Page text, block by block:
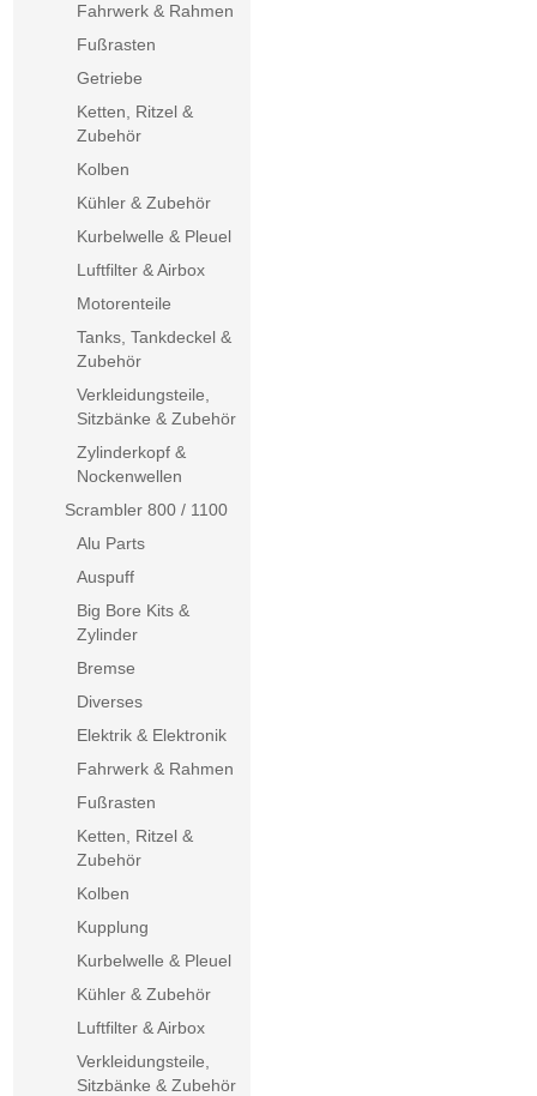
Fahrwerk & Rahmen
Fußrasten
Getriebe
Ketten, Ritzel &
Zubehör
Kolben
Kühler & Zubehör
Kurbelwelle & Pleuel
Luftfilter & Airbox
Motorenteile
Tanks, Tankdeckel &
Zubehör
Verkleidungsteile,
Sitzbänke & Zubehör
Zylinderkopf &
Nockenwellen
Scrambler 800 / 1100
Alu Parts
Auspuff
Big Bore Kits &
Zylinder
Bremse
Diverses
Elektrik & Elektronik
Fahrwerk & Rahmen
Fußrasten
Ketten, Ritzel &
Zubehör
Kolben
Kupplung
Kurbelwelle & Pleuel
Kühler & Zubehör
Luftfilter & Airbox
Verkleidungsteile,
Sitzbänke & Zubehör